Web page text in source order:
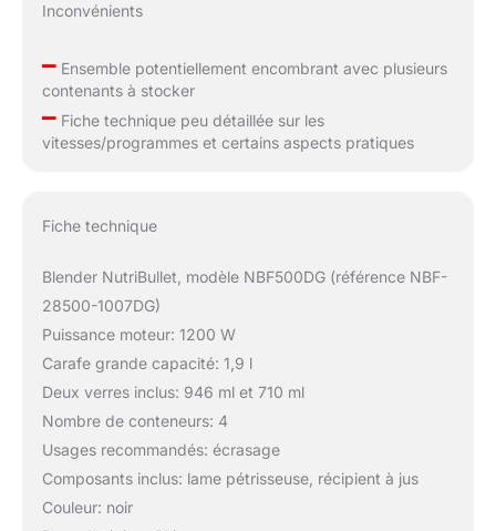
Inconvénients
–Ensemble potentiellement encombrant avec plusieurs
contenants à stocker
–Fiche technique peu détaillée sur les
vitesses/programmes et certains aspects pratiques
Fiche technique
Blender NutriBullet, modèle NBF500DG (référence NBF-
28500-1007DG)
Puissance moteur: 1200 W
Carafe grande capacité: 1,9 l
Deux verres inclus: 946 ml et 710 ml
Nombre de conteneurs: 4
Usages recommandés: écrasage
Composants inclus: lame pétrisseuse, récipient à jus
Couleur: noir